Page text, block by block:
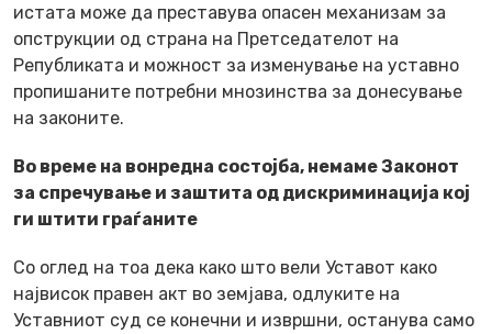
истата може да преставува опасен механизам за
опструкции од страна на Претседателот на
Републиката и можност за изменување на уставно
пропишаните потребни мнозинства за донесување
на законите.
Во време на вонредна состојба, немаме Законот
за спречување и заштита од дискриминација кој
ги штити граѓаните
Со оглед на тоа дека како што вели Уставот како
највисок правен акт во земјава, одлуките на
Уставниот суд се конечни и извршни, останува само